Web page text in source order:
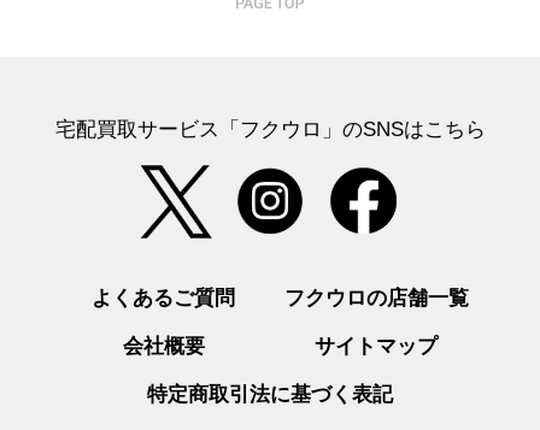
宅配買取サービス「フクウロ」のSNSはこちら
よくあるご質問 フクウロの店舗一覧
会社概要 サイトマップ
特定商取引法に基づく表記